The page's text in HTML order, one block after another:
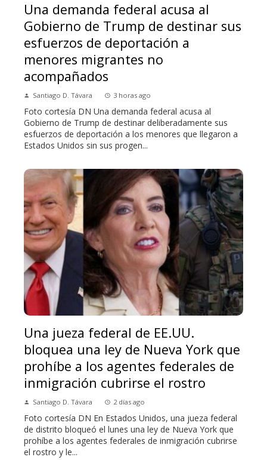
Una demanda federal acusa al
Gobierno de Trump de destinar sus
esfuerzos de deportación a
menores migrantes no
acompañados
Santiago D. Távara 3 horas ago
Foto cortesía DN Una demanda federal acusa al
Gobierno de Trump de destinar deliberadamente sus
esfuerzos de deportación a los menores que llegaron a
Estados Unidos sin sus progen...
Una jueza federal de EE.UU.
bloquea una ley de Nueva York que
prohíbe a los agentes federales de
inmigración cubrirse el rostro
Santiago D. Távara 2 días ago
Foto cortesía DN En Estados Unidos, una jueza federal
de distrito bloqueó el lunes una ley de Nueva York que
prohíbe a los agentes federales de inmigración cubrirse
el rostro y le...